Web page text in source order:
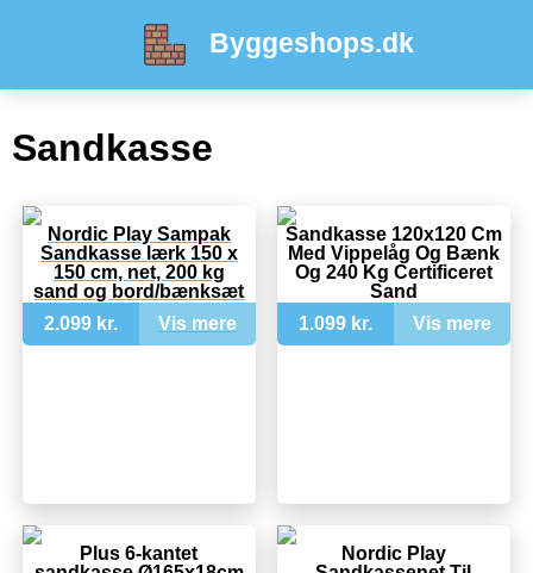
Byggeshops.dk
Sandkasse
Nordic Play Sampak
Sandkasse lærk 150 x
150 cm, net, 200 kg
sand og bord/bænksæt
- 805-750
2.099 kr. Vis mere
Sandkasse 120x120 Cm
Med Vippelåg Og Bænk
Og 240 Kg Certificeret
Sand
1.099 kr.
Vis mere
Plus 6-kantet
Nordic Play